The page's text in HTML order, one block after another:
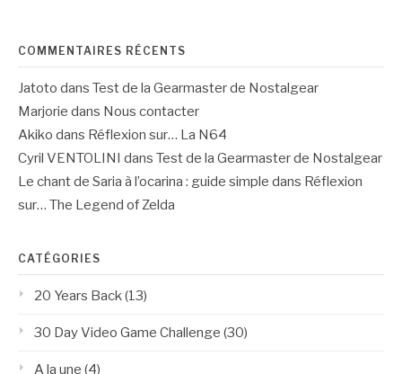
COMMENTAIRES RÉCENTS
Jatoto dans Test de la Gearmaster de Nostalgear
Marjorie dans Nous contacter
Akiko dans Réflexion sur… La N64
Cyril VENTOLINI dans Test de la Gearmaster de Nostalgear
Le chant de Saria à l’ocarina : guide simple dans Réflexion
sur… The Legend of Zelda
CATÉGORIES
20 Years Back(13)
30 Day Video Game Challenge (30)
A la une (4)